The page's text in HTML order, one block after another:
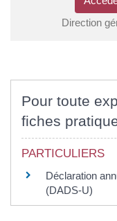
Direction
Pour toute
fiches
PARTICULIERS
Déclaration
(DADS-U)